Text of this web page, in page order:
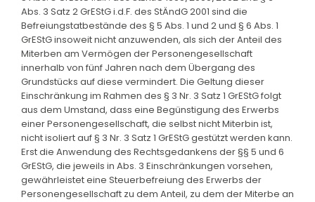
Abs. 3 Satz 2 GrEStG i.d.F. des StÄndG 2001 sind die
Befreiungstatbestände des § 5 Abs. 1 und 2 und § 6 Abs. 1
GrEStG insoweit nicht anzuwenden, als sich der Anteil des
Miterben am Vermögen der Personengesellschaft
innerhalb von fünf Jahren nach dem Übergang des
Grundstücks auf diese vermindert. Die Geltung dieser
Einschränkung im Rahmen des § 3 Nr. 3 Satz 1 GrEStG folgt
aus dem Umstand, dass eine Begünstigung des Erwerbs
einer Personengesellschaft, die selbst nicht Miterbin ist,
nicht isoliert auf § 3 Nr. 3 Satz 1 GrEStG gestützt werden kann.
Erst die Anwendung des Rechtsgedankens der §§ 5 und 6
GrEStG, die jeweils in Abs. 3 Einschränkungen vorsehen,
gewährleistet eine Steuerbefreiung des Erwerbs der
Personengesellschaft zu dem Anteil, zu dem der Miterbe an